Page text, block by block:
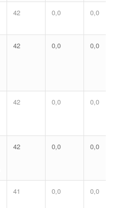
42 0,0 0,0
42 0,0 0,0
42 0,0 0,0
42 0,0 0,0
41 0,0 0,0